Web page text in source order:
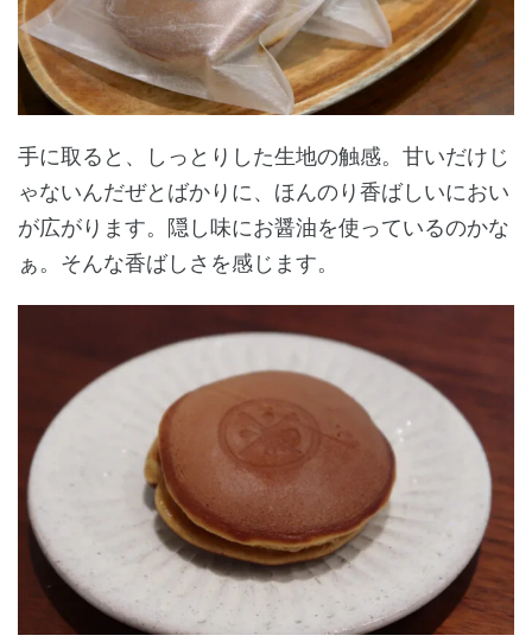
手に取ると、しっとりした生地の触感。甘いだけじ
ゃないんだぜとばかりに、ほんのり香ばしいにおい
が広がります。隠し味にお醤油を使っているのかな
ぁ。そんな香ばしさを感じます。